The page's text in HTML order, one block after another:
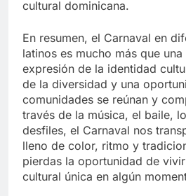
cultural dominicana.
En resumen, el Carnaval en
latinos es mucho más que una
expresión de la identidad
de la diversidad y una
comunidades se reúnan y
través de la música, el baile,
desfiles, el Carnaval nos
lleno de color, ritmo y
pierdas la oportunidad de
cultural única en algún